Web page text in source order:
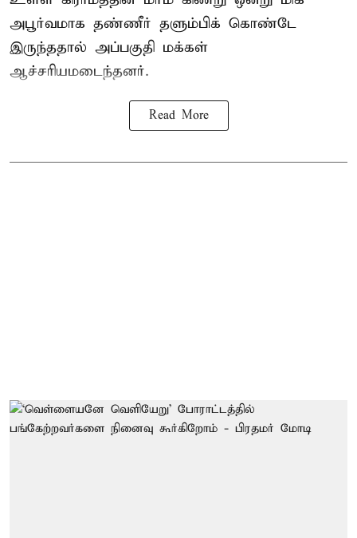
அபூர்வமாக தண்ணீர் தளும்பிக் கொண்டே
இருந்ததால் அப்பகுதி மக்கள்
ஆச்சரியமடைந்தனர்.
Read More